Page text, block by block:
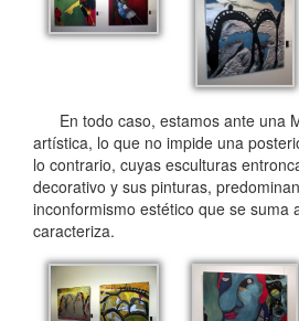
En todo caso, estamos ante una
artística, lo que no impide una
lo contrario, cuyas esculturas
decorativo y sus pinturas,
inconformismo estético que se suma
caracteriza.